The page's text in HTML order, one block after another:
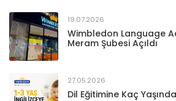
19.07.2026
Wimbledon Language
Meram Şubesi Açıldı
27.05.2026
Dil Eğitimine Kaç